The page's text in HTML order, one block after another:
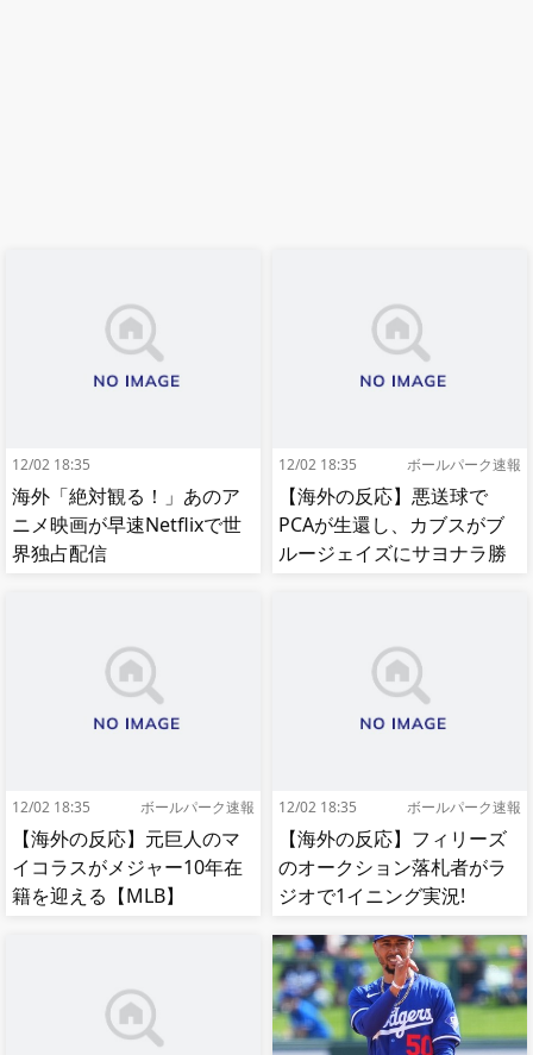
12/02 18:35
海外「絶対観る！」あのア
ニメ映画が早速Netflixで世
界独占配信
12/02 18:35 ボールパーク速報
【海外の反応】悪送球で
PCAが生還し、カブスがブ
ルージェイズにサヨナラ勝
12/02 18:35 ボールパーク速報
【海外の反応】元巨人のマ
イコラスがメジャー10年在
籍を迎える【MLB】
12/02 18:35 ボールパーク速報
【海外の反応】フィリーズ
のオークション落札者がラ
ジオで1イニング実況!